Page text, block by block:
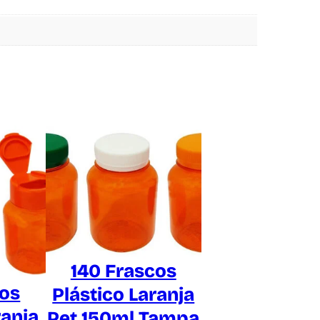
140 Frascos
Plástico Laranja